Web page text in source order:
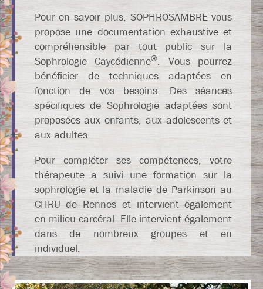
Pour en savoir plus, SOPHROSAMBRE vous
propose une documentation exhaustive et
compréhensible par tout public sur la
Sophrologie Caycédienne®. Vous pourrez
bénéficier de techniques adaptées en
fonction de vos besoins. Des séances
spécifiques de Sophrologie adaptées sont
proposées aux enfants, aux adolescents et
aux adultes.
Pour compléter ses compétences, votre
thérapeute a suivi une formation sur la
sophrologie et la maladie de Parkinson au
CHRU de Rennes et intervient également
en milieu carcéral. Elle intervient également
dans de nombreux groupes et en
individuel.